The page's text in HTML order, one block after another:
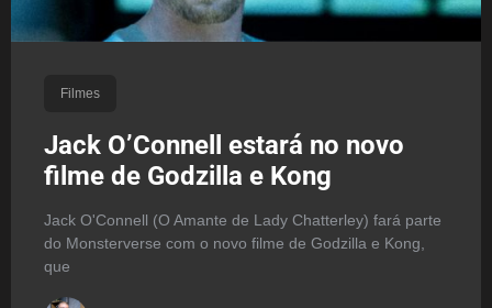
Filmes
Jack O’Connell estará no novo
filme de Godzilla e Kong
Jack O'Connell (O Amante de Lady Chatterley) fará parte
do Monsterverse com o novo filme de Godzilla e Kong,
que